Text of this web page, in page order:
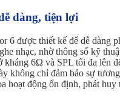
dàng, tiện lợi
6 được thiết kế để dễ dàng
nhạc, nhờ thông số kỹ
kháng 6Ω và SPL tối đa lên
không chỉ đảm bảo sự
hoạt động ổn định, phát huy